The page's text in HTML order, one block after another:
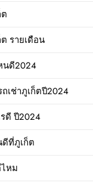
รายเดือน
นดี2024
เช่าภูเก็ตปี2024
ดี ปี2024
ดีที่ภูเก็ต
หม